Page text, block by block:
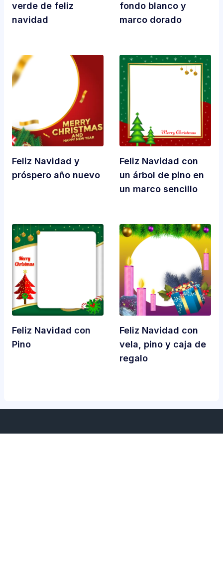
verde de feliz
navidad
fondo blanco y
marco dorado
Feliz Navidad y
próspero año nuevo
Feliz Navidad con
un árbol de pino en
un marco sencillo
Feliz Navidad con
Pino
Feliz Navidad con
vela, pino y caja de
regalo